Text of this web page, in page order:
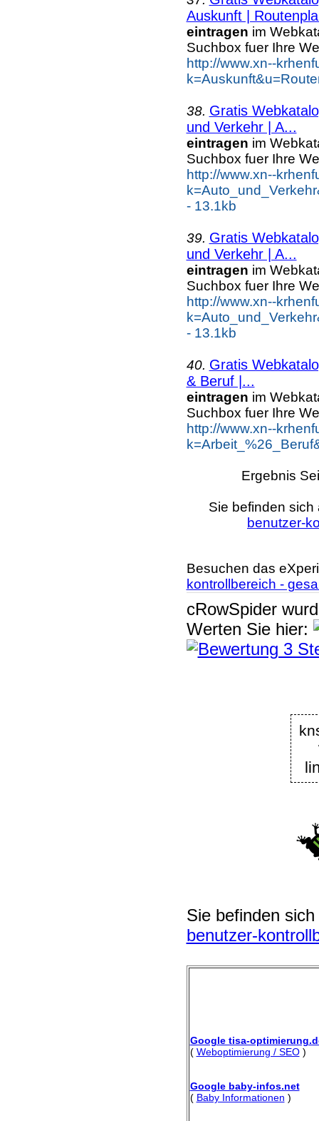
Auskunft |
eintragen im
Suchbox fuer Ihre
http://www.xn--
38. Gratis
und Verkehr | A...
eintragen im
Suchbox fuer Ihre
http://www.xn--
- 13.1kb
39. Gratis
und Verkehr | A...
eintragen im
Suchbox fuer Ihre
http://www.xn--
- 13.1kb
40. Gratis
& Beruf |...
eintragen im
Suchbox fuer Ihre
http://www.xn--
Ergebnis
Sie befinden
benutzer-
Besuchen das
kontrollbereich -
cRowSpider
Werten Sie hier:
Sie befinden
benutzer-
Google tisa-
( Weboptimierung / SEO)
Google baby-infos.net
( Baby Informationen )